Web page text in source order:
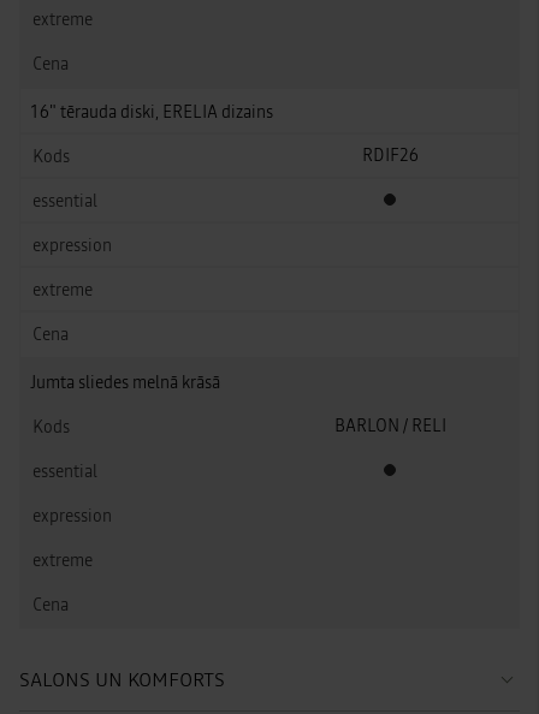
16" tērauda diski, ERELIA dizains
RDIF26
Standarta aprīkojums
Jumta sliedes melnā krāsā
BARLON / RELI
Standarta aprīkojums
SALONS UN KOMFORTS